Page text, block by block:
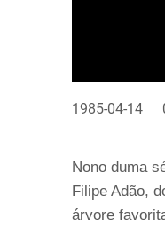
1985-04-14
Nono duma
Filipe Adão,
árvore